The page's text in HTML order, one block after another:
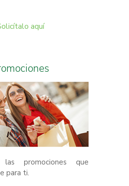
aquí
promociones que
para ti.